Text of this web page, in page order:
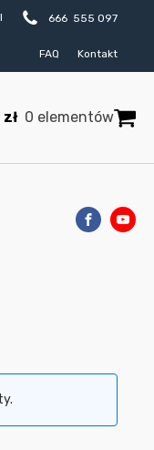
666 555 097
FAQ Kontakt
zł 0 elementów